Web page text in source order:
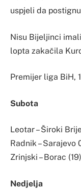
uspjeli da
Nisu Bijeljinci
lopta zakačila
Premijer liga BiH,
Subota
Leotar – Široki
Radnik – Sarajevo
Zrinjski – Borac (19)
Nedjelja